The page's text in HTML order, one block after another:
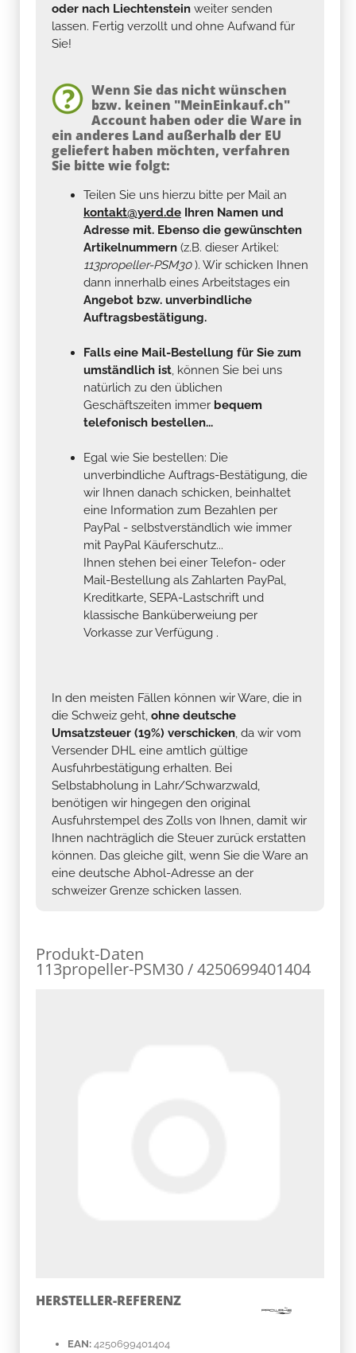
oder nach Liechtenstein weiter senden
lassen. Fertig verzollt und ohne Aufwand für
Sie!
Wenn Sie das nicht wünschen
bzw. keinen "MeinEinkauf.ch"
Account haben oder die Ware in
ein anderes Land außerhalb der EU
geliefert haben möchten, verfahren
Sie bitte wie folgt:
Teilen Sie uns hierzu bitte per Mail an
kontakt@yerd.de Ihren Namen und
Adresse mit. Ebenso die gewünschten
Artikelnummern (z.B. dieser Artikel:
113propeller-PSM30). Wir schicken Ihnen
dann innerhalb eines Arbeitstages ein
Angebot bzw. unverbindliche
Auftragsbestätigung.
Falls eine Mail-Bestellung für Sie zum
umständlich ist, können Sie bei uns
natürlich zu den üblichen
Geschäftszeiten immer bequem
telefonisch bestellen...
Egal wie Sie bestellen: Die
unverbindliche Auftrags-Bestätigung, die
wir Ihnen danach schicken, beinhaltet
eine Information zum Bezahlen per
PayPal - selbstverständlich wie immer
mit PayPal Käuferschutz...
Ihnen stehen bei einer Telefon- oder
Mail-Bestellung als Zahlarten PayPal,
Kreditkarte, SEPA-Lastschrift und
klassische Banküberweiung per
Vorkasse zur Verfügung .
In den meisten Fällen können wir Ware, die in
die Schweiz geht, ohne deutsche
Umsatzsteuer (19%) verschicken, da wir vom
Versender DHL eine amtlich gültige
Ausfuhrbestätigung erhalten. Bei
Selbstabholung in Lahr/Schwarzwald,
benötigen wir hingegen den original
Ausfuhrstempel des Zolls von Ihnen, damit wir
Ihnen nachträglich die Steuer zurück erstatten
können. Das gleiche gilt, wenn Sie die Ware an
eine deutsche Abhol-Adresse an der
schweizer Grenze schicken lassen.
Produkt-Daten
113propeller-PSM30 / 4250699401404
HERSTELLER-REFERENZ
EAN: 4250699401404